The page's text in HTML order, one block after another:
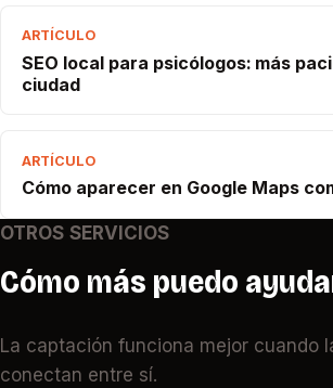
ARTÍCULO
SEO local para psicólogos: más
ciudad
ARTÍCULO
Cómo aparecer en Google Maps
OTROS SERVICIOS
Cómo más puedo
La captación funciona mejor cuando
conectan entre sí.